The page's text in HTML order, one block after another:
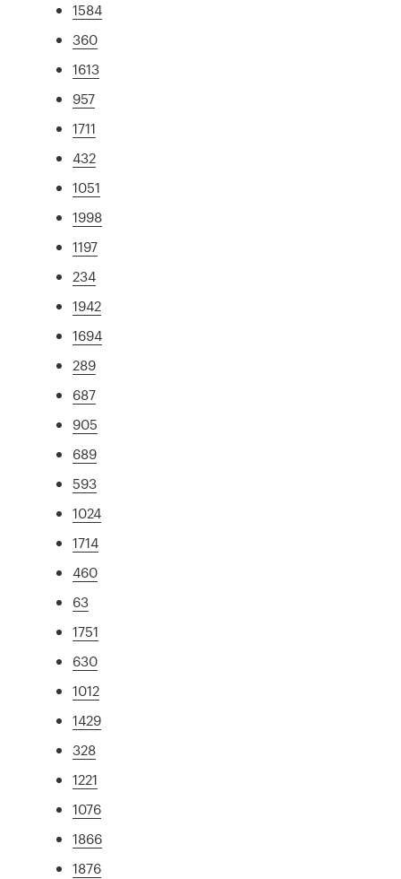
1584
360
1613
957
1711
432
1051
1998
1197
234
1942
1694
289
687
905
689
593
1024
1714
460
63
1751
630
1012
1429
328
1221
1076
1866
1876